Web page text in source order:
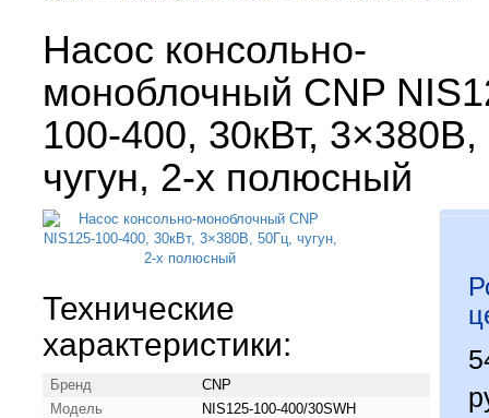
Насос консольно-
моноблочный CNP
100-400, 30кВт,
чугун, 2-х полюсный
Технические
характеристики:
Бренд
CNP
Модель
NIS125-100-400/30SWH